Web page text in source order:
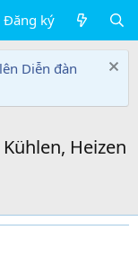
Đăng ký
Diễn đàn
Heizen